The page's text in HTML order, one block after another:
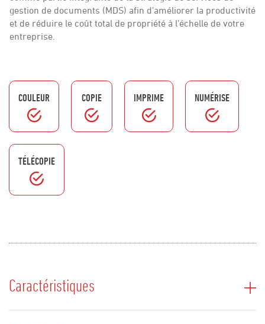
gestion de documents (MDS) afin d’améliorer la productivité
et de réduire le coût total de propriété à l’échelle de votre
entreprise.
COULEUR COPIE IMPRIME NUMÉRISE
TÉLÉCOPIE
Caractéristiques